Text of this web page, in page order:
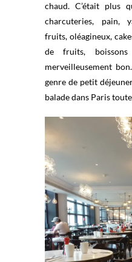
chaud. C’était plus
charcuteries, pain,
fruits, oléagineux,
de fruits,
merveilleusement
genre de petit
balade dans Paris